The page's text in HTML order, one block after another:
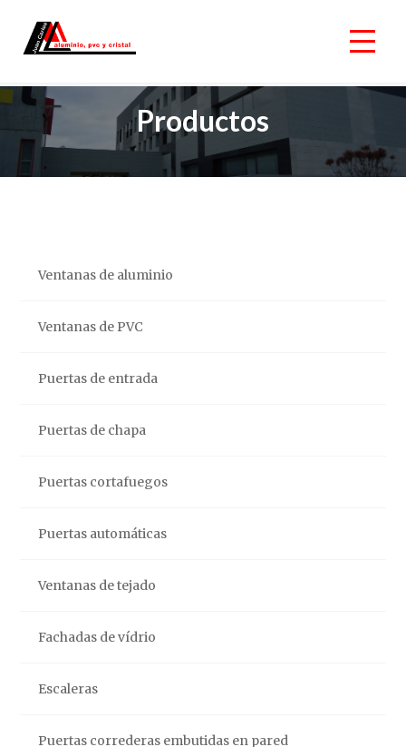
Productos
Ventanas de aluminio
Ventanas de PVC
Puertas de entrada
Puertas de chapa
Puertas cortafuegos
Puertas automáticas
Ventanas de tejado
Fachadas de vídrio
Escaleras
Puertas correderas embutidas en pared